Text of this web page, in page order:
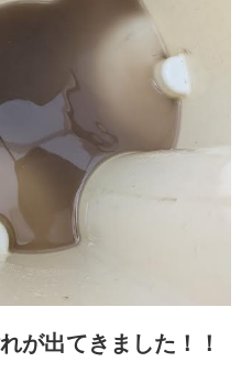
が出てきました！！